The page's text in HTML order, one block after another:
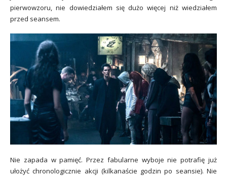
pierwowzoru, nie dowiedziałem się dużo więcej niż wiedziałem
przed seansem.
Nie zapada w pamięć. Przez fabularne wyboje nie potrafię już
ułożyć chronologicznie akcji (kilkanaście godzin po seansie). Nie